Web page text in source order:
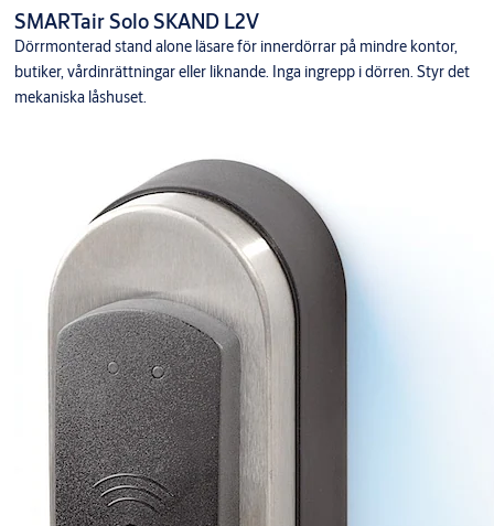
SMARTair Solo SKAND L2V
Dörrmonterad stand alone läsare för innerdörrar på mindre kontor,
butiker, vårdinrättningar eller liknande. Inga ingrepp i dörren. Styr det
mekaniska låshuset.